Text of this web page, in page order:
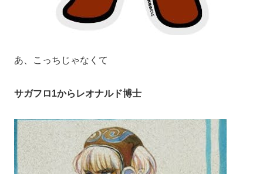
あ、こっちじゃなくて
サガフロ1からレオナルド博士